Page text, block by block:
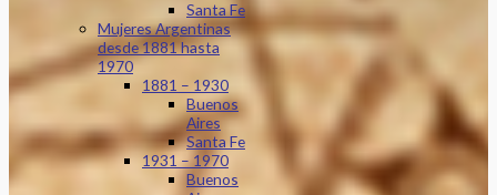
Santa Fe
Mujeres Argentinas
desde 1881 hasta
1970
1881 – 1930
Buenos
Aires
Santa Fe
1931 – 1970
Buenos